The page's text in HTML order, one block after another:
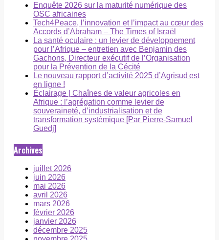
Enquête 2026 sur la maturité numérique des
OSC africaines
Tech4Peace, l’innovation et l’impact au cœur des
Accords d’Abraham – The Times of Israël
La santé oculaire : un levier de développement
pour l’Afrique – entretien avec Benjamin des
Gachons, Directeur exécutif de l’Organisation
pour la Prévention de la Cécité
Le nouveau rapport d’activité 2025 d’Agrisud est
en ligne !
Éclairage | Chaînes de valeur agricoles en
Afrique : l’agrégation comme levier de
souveraineté, d’industrialisation et de
transformation systémique [Par Pierre-Samuel
Guedj]
Archives
juillet 2026
juin 2026
mai 2026
avril 2026
mars 2026
février 2026
janvier 2026
décembre 2025